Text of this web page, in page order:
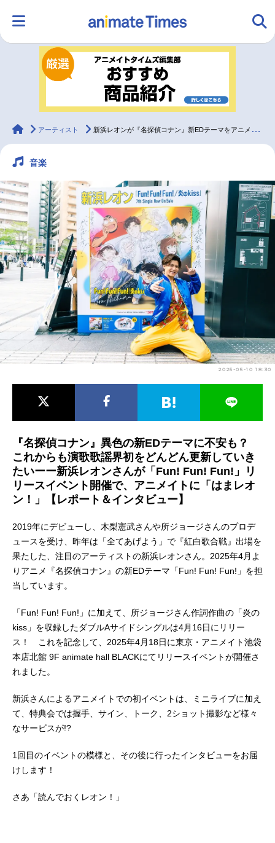
ランキング アニメ
ラジオ みんなの声
2.5次元 配信・Vtuber トレンド 無料マンガ
最新記事一覧
アニメ記事一覧 声優記事一覧
アニメ映画一覧 実写化映画一覧
今期アニメ曜日別一覧
春アニメ 夏アニメ
男性声優/女性声優一覧
animateTimes
アーティスト 新浜レオンが『名探偵コナン』新EDテーマをアニメイトで披露【レポート＆インタビュー】
音楽
2025-05-10 18:30
『名探偵コナン』異色の新EDテーマに不安も？
これからも演歌歌謡界初をどんどん更新していき
たいーー新浜レオンさんが「Fun! Fun! Fun!」リ
リースイベント開催で、アニメイトに「はまレオ
ン！」【レポート＆インタビュー】
2019年にデビューし、木梨憲武さんや所ジョージさんのプロデ
ュースを受け、昨年は「全てあげよう」で『紅白歌合戦』出場を
果たした、注目のアーティストの新浜レオンさん。2025年4月よ
りアニメ『名探偵コナン』の新EDテーマ「Fun! Fun! Fun!」を担
当しています。
「Fun! Fun! Fun!」に加えて、所ジョージさん作詞作曲の「炎の
kiss」を収録したダブルAサイドシングルは4月16日にリリー
ス！ これを記念して、2025年4月18日に東京・アニメイト池袋
本店北館 9F animate hall BLACKにてリリースイベントが開催さ
れました。
新浜さんによるアニメイトでの初イベントは、ミニライブに加え
て、特典会では握手、サイン、トーク、2ショット撮影など様々
なサービスが!?
1回目のイベントの模様と、その後に行ったインタビューをお届
けします！
さあ「読んでおくレオン！」